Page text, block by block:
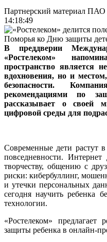
Партнерский материал ПАО
14:18:49
В преддверии
«Ростелеком»
пространство является
вдохновения, но и
безопасности.
рекомендациями по
рассказывает о своей
цифровой среды для
Современные дети растут
повседневности.
творчеству, общению с
риски: кибербуллинг,
и утечки персональных
сегодня научить ребенка
технологии.
«Ростелеком» предлагает
защиты ребенка в онлайн-